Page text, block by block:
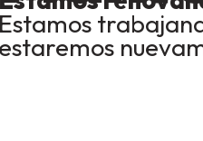
Estamos
estaremos